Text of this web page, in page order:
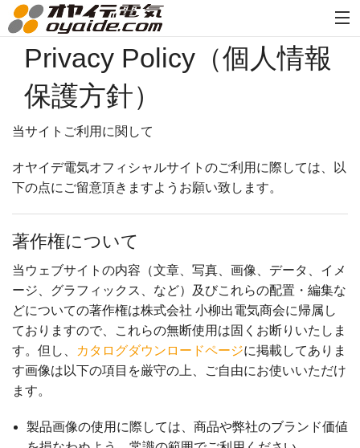
Privacy Policy（個人情報
保護方針）
当サイトご利用に関して
オヤイデ電気オフィシャルサイトのご利用に際しては、以
下の点にご留意頂きますようお願い致します。
著作権について
当ウェブサイトの内容（文章、写真、画像、データ、イメ
ージ、グラフィックス、など）及びこれらの配置・編集な
どについての著作権は株式会社 小柳出電気商会に帰属し
ておりますので、これらの無断使用は固くお断りいたしま
す。但し、
カタログダウンロードページに掲載してありま
す画像は以下の項目を厳守の上、ご自由にお使いいただけ
ます。
製品画像の使用に際しては、商品や弊社のブランド価値